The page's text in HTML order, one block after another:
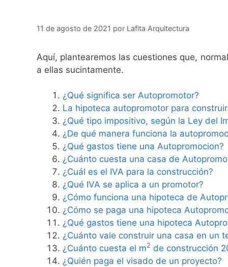
11 de agosto de 2021 por Lafita Arquitectura
Aquí, plantearemos las cuestiones que,
a ellas sucintamente.
¿Qué significa ser Autopromotor?
La hipoteca autopromotor para
¿Qué tipo impositivo, según la Ley del
¿De qué manera funciona la
¿Qué gastos tiene una Autopromocion?
¿Cuánto cuesta una casa de
¿Cuál es el IVA para la construcción?
¿Qué IVA se aplica a un promotor?
¿Cómo funciona una hipoteca de
¿Cómo se paga una hipoteca
¿Qué gastos tiene una hipoteca
¿Cuánto vale construir una casa en un
¿Cuánto cuesta el m2 de construcción
¿Quién paga el visado de un proyecto?